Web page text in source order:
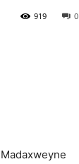
0
919